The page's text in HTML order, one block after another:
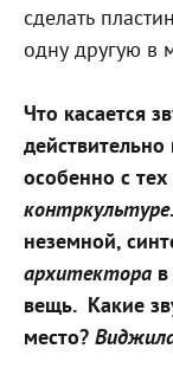
сделать
одну другую в
Что касается
особенно с
контркультуре.
неземной,
архитектора
вещь. Какие
место?